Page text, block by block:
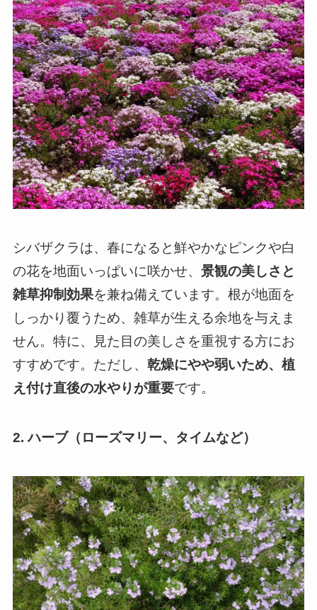
シバザクラは、春になると鮮やかなピンクや白
の花を地面いっぱいに咲かせ、 景観の美しさと
雑草抑制効果を兼ね備えています。根が地面を
しっかり覆うため、雑草が生える余地を与えま
せん。特に、見た目の美しさを重視する方にお
すすめです。ただし、 乾燥にやや弱いため、植
え付け直後の水やりが重要です。
2. ハーブ（ローズマリー、タイムなど）